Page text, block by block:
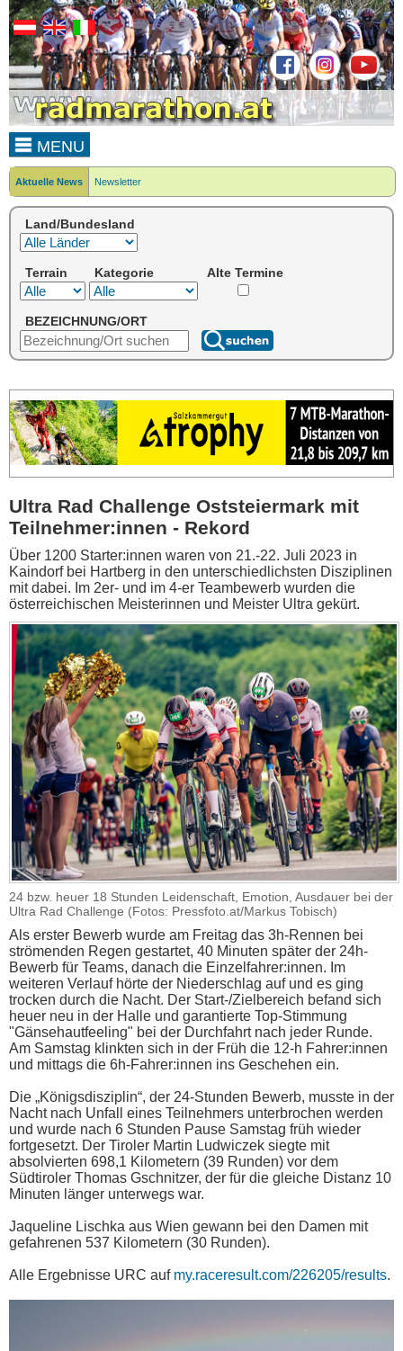
MENU
Aktuelle News Newsletter
Land/Bundesland
Terrain Kategorie Alte Termine
BEZEICHNUNG/ORT
Ultra Rad Challenge Oststeiermark mit
Teilnehmer:innen - Rekord
Über 1200 Starter:innen waren von 21.-22. Juli 2023 in
Kaindorf bei Hartberg in den unterschiedlichsten Disziplinen
mit dabei. Im 2er- und im 4-er Teambewerb wurden die
österreichischen Meisterinnen und Meister Ultra gekürt.
24 bzw. heuer 18 Stunden Leidenschaft, Emotion, Ausdauer bei der
Ultra Rad Challenge (Fotos: Pressfoto.at/Markus Tobisch)
Als erster Bewerb wurde am Freitag das 3h-Rennen bei
strömenden Regen gestartet, 40 Minuten später der 24h-
Bewerb für Teams, danach die Einzelfahrer:innen. Im
weiteren Verlauf hörte der Niederschlag auf und es ging
trocken durch die Nacht. Der Start-/Zielbereich befand sich
heuer neu in der Halle und garantierte Top-Stimmung
"Gänsehautfeeling" bei der Durchfahrt nach jeder Runde.
Am Samstag klinkten sich in der Früh die 12-h Fahrer:innen
und mittags die 6h-Fahrer:innen ins Geschehen ein.
Die „Königsdisziplin“, der 24-Stunden Bewerb, musste in der
Nacht nach Unfall eines Teilnehmers unterbrochen werden
und wurde nach 6 Stunden Pause Samstag früh wieder
fortgesetzt. Der Tiroler Martin Ludwiczek siegte mit
absolvierten 698,1 Kilometern (39 Runden) vor dem
Südtiroler Thomas Gschnitzer, der für die gleiche Distanz 10
Minuten länger unterwegs war.
Jaqueline Lischka aus Wien gewann bei den Damen mit
gefahrenen 537 Kilometern (30 Runden).
Alle Ergebnisse URC auf my.raceresult.com/226205/results.